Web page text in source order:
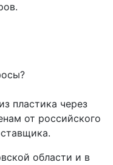
пластика через
от российского
области и в